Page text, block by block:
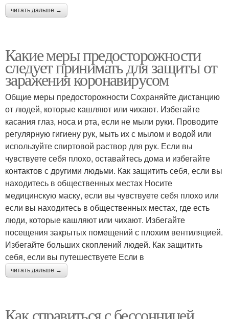
читать дальше →
Какие меры предосторожности
следует принимать для защиты от
заражения коронавирусом
Общие меры предосторожности Сохраняйте дистанцию
от людей, которые кашляют или чихают. Избегайте
касания глаз, носа и рта, если не мыли руки. Проводите
регулярную гигиену рук, мыть их с мылом и водой или
используйте спиртовой раствор для рук. Если вы
чувствуете себя плохо, оставайтесь дома и избегайте
контактов с другими людьми. Как защитить себя, если вы
находитесь в общественных местах Носите
медицинскую маску, если вы чувствуете себя плохо или
если вы находитесь в общественных местах, где есть
люди, которые кашляют или чихают. Избегайте
посещения закрытых помещений с плохим вентиляцией.
Избегайте больших скоплений людей. Как защитить
себя, если вы путешествуете Если в
читать дальше →